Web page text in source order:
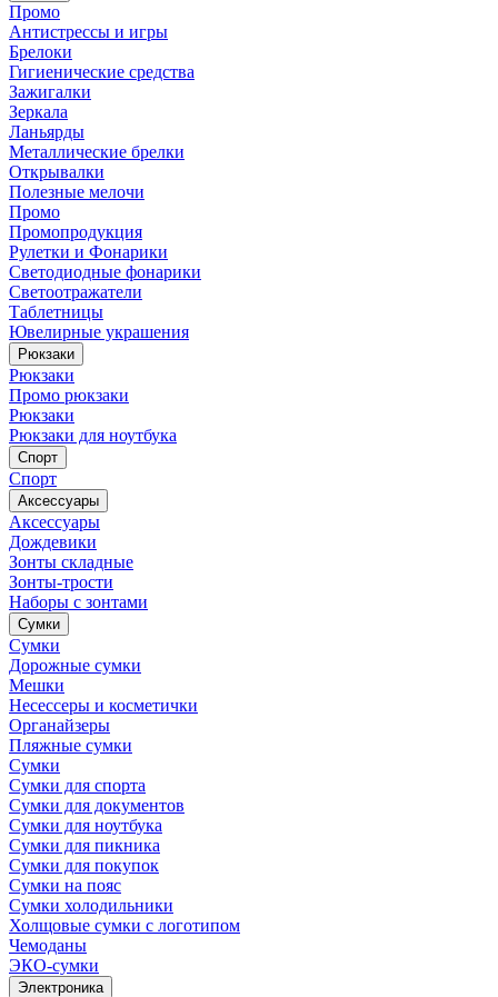
Промо
Антистрессы и игры
Брелоки
Гигиенические средства
Зажигалки
Зеркала
Ланьярды
Металлические брелки
Открывалки
Полезные мелочи
Промо
Промопродукция
Рулетки и Фонарики
Светодиодные фонарики
Светоотражатели
Таблетницы
Ювелирные украшения
Рюкзаки
Рюкзаки
Промо рюкзаки
Рюкзаки
Рюкзаки для ноутбука
Спорт
Спорт
Аксессуары
Аксессуары
Дождевики
Зонты складные
Зонты-трости
Наборы с зонтами
Сумки
Сумки
Дорожные сумки
Мешки
Несессеры и косметички
Органайзеры
Пляжные сумки
Сумки
Сумки для спорта
Сумки для документов
Сумки для ноутбука
Сумки для пикника
Сумки для покупок
Сумки на пояс
Сумки холодильники
Холщовые сумки с логотипом
Чемоданы
ЭКО-сумки
Электроника